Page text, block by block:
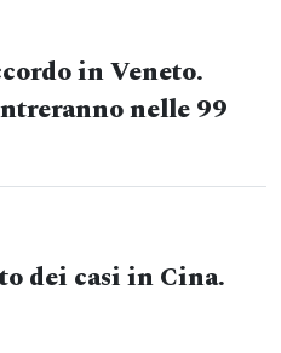
in Veneto.
nelle 99
dei casi in Cina.